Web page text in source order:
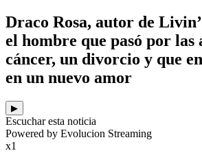
Draco Rosa, autor de
el hombre que pasó por las
cáncer, un divorcio y que
en un nuevo amor
▶
Escuchar esta noticia
Powered by Evolucion Streaming
x1